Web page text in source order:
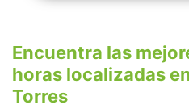
Encuentra las
horas localizadas
Torres